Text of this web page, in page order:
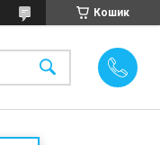
Кошик